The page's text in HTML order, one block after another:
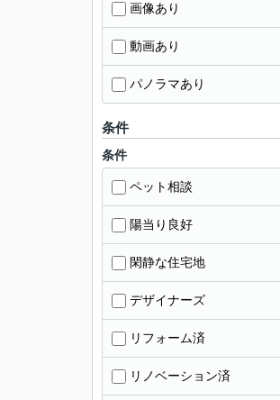
画像あり
動画あり
パノラマあり
条件
条件
ペット相談
陽当り良好
閑静な住宅地
デザイナーズ
リフォーム済
リノベーション済